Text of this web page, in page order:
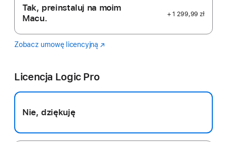
Tak, preinstaluj na moim
Macu.
+ 1 299,99 zł
Zobacz umowę licencyjną Final
(Otwiera
oknie)
Licencja Logic Pro
Nie, dziękuję